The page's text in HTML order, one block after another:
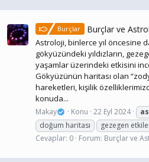
Burçlar Burçlar ve
Astroloji, binlerce yıl öncesine
gökyüzündeki yıldızların,
yaşamlar üzerindeki etkisini
Gökyüzünün haritası olan
hareketleri, kişilik
konuda...
Makay Konu 22 Eyl 2024
doğum haritası
gezegen
Cevaplar: 0 Forum: Burçlar ve